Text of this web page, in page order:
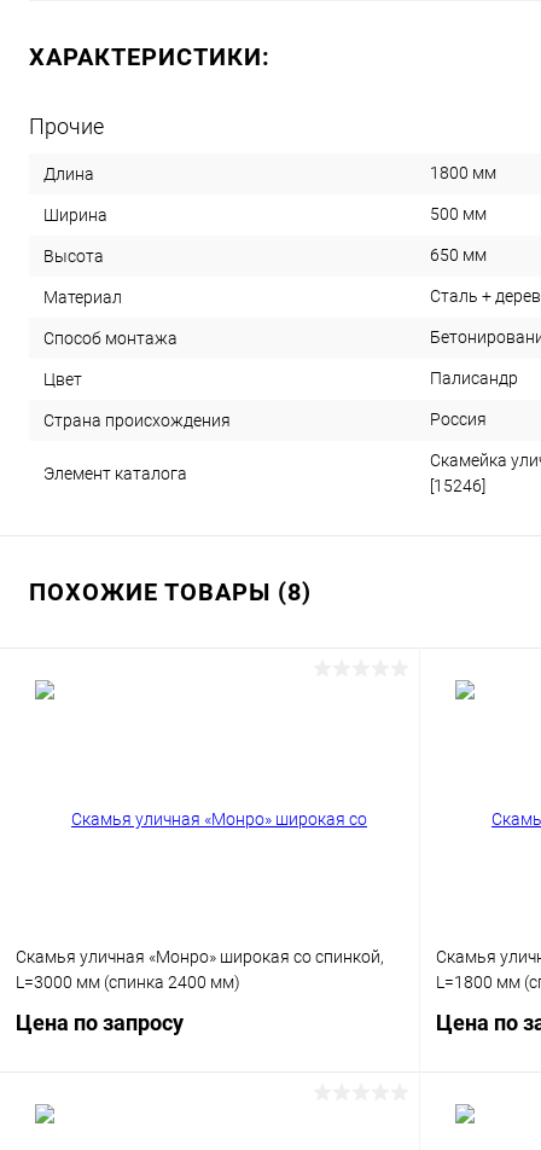
ХАРАКТЕРИСТИКИ:
Прочие
Длина 1800 мм
Ширина 500 мм
Высота 650 мм
Материал Сталь +
Способ монтажа
Цвет Палисандр
Страна происхождения Россия
Элемент каталога
Скамейка
[15246]
ПОХОЖИЕ ТОВАРЫ (8)
Скамья уличная «Монро» широкая со спинкой,
L=3000 мм (спинка 2400 мм)
Цена по запросу
Скамья
L=1800 мм
Цена по